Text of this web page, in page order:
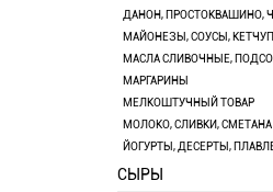
ДАНОН, ПРОСТОКВАШИНО,
МАЙОНЕЗЫ, СОУСЫ,
МАСЛА СЛИВОЧНЫЕ,
МАРГАРИНЫ
МЕЛКОШТУЧНЫЙ ТОВАР
МОЛОКО, СЛИВКИ, СМЕТАНА
ЙОГУРТЫ, ДЕСЕРТЫ,
СЫРЫ